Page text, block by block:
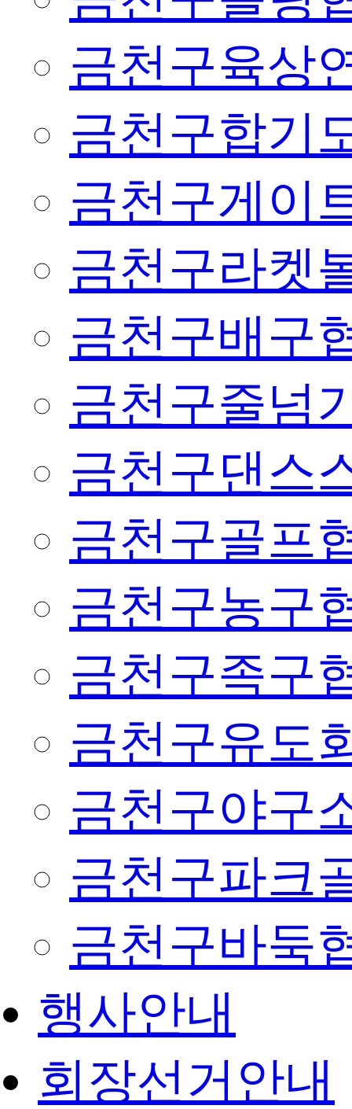
금천구육상
금천구합기
금천구게이
금천구라켓
금천구배구
금천구줄넘
금천구댄스
금천구골프
금천구농구
금천구족구
금천구유도
금천구야구
금천구파크
금천구바둑
행사안내
회장선거안내